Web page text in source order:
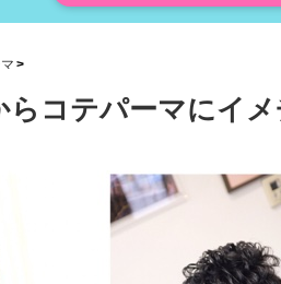
らコテパーマにイ